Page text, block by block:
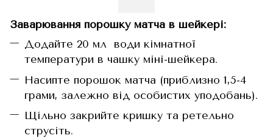
Заварювання порошку матча в шейкері:
Додайте 20 мл води кімнатної
температури в чашку міні-шейкера.
Насипте порошок матча (приблизно 1,5-4
грами, залежно від особистих уподобань).
Щільно закрийте кришку та ретельно
струсіть.